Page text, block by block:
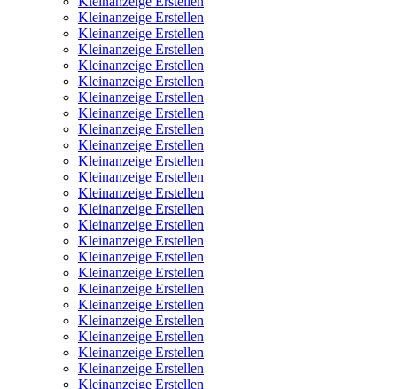
Kleinanzeige Erstellen
Kleinanzeige Erstellen
Kleinanzeige Erstellen
Kleinanzeige Erstellen
Kleinanzeige Erstellen
Kleinanzeige Erstellen
Kleinanzeige Erstellen
Kleinanzeige Erstellen
Kleinanzeige Erstellen
Kleinanzeige Erstellen
Kleinanzeige Erstellen
Kleinanzeige Erstellen
Kleinanzeige Erstellen
Kleinanzeige Erstellen
Kleinanzeige Erstellen
Kleinanzeige Erstellen
Kleinanzeige Erstellen
Kleinanzeige Erstellen
Kleinanzeige Erstellen
Kleinanzeige Erstellen
Kleinanzeige Erstellen
Kleinanzeige Erstellen
Kleinanzeige Erstellen
Kleinanzeige Erstellen